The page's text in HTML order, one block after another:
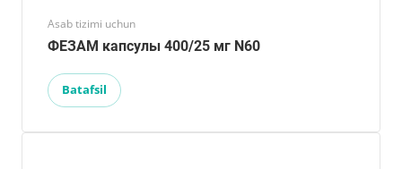
Asab tizimi uchun
ФЕЗАМ капсулы 400/25 мг N60
Batafsil